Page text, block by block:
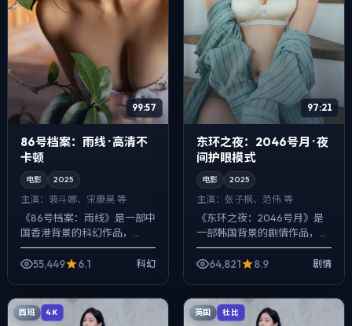
99:57
86号档案：雨线 · 高清不
卡顿
电影 2025
主演： 裴斗娜、宋康昊 等
《86号档案：雨线》是一部中
国香港背景的科幻作品，
2025年公映，由毕赣执导，
裴斗娜、宋康昊、大鹏等主
55,449 6.1 科幻
97:21
东环之夜：2046号月 · 夜
间护眼模式
电影 2025
主演： 张子枫、范伟 等
《东环之夜：2046号月》是
一部韩国背景的剧情作品，
2025年公映，由王家卫执
导，张子枫、范伟、沈腾等主
64,821 8.9 剧情
西班 4K 英国 杜比